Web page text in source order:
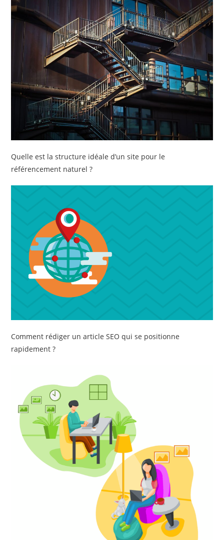
Quelle est la structure idéale d’un site pour le
référencement naturel ?
Comment rédiger un article SEO qui se positionne
rapidement ?